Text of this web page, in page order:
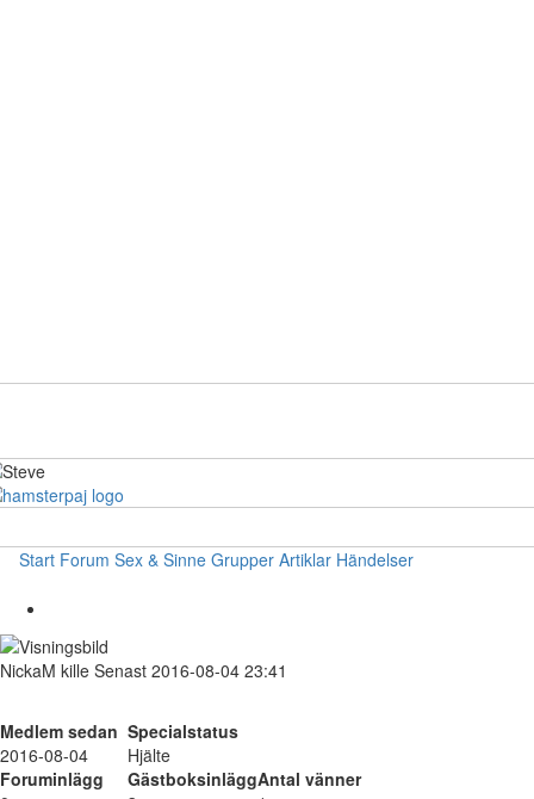
Start Forum Sex & Sinne Grupper Artiklar Händelser
NickaM kille Senast 2016-08-04 23:41
Medlem sedan Specialstatus
2016-08-04
Hjälte
Foruminlägg
GästboksinläggAntal vänner